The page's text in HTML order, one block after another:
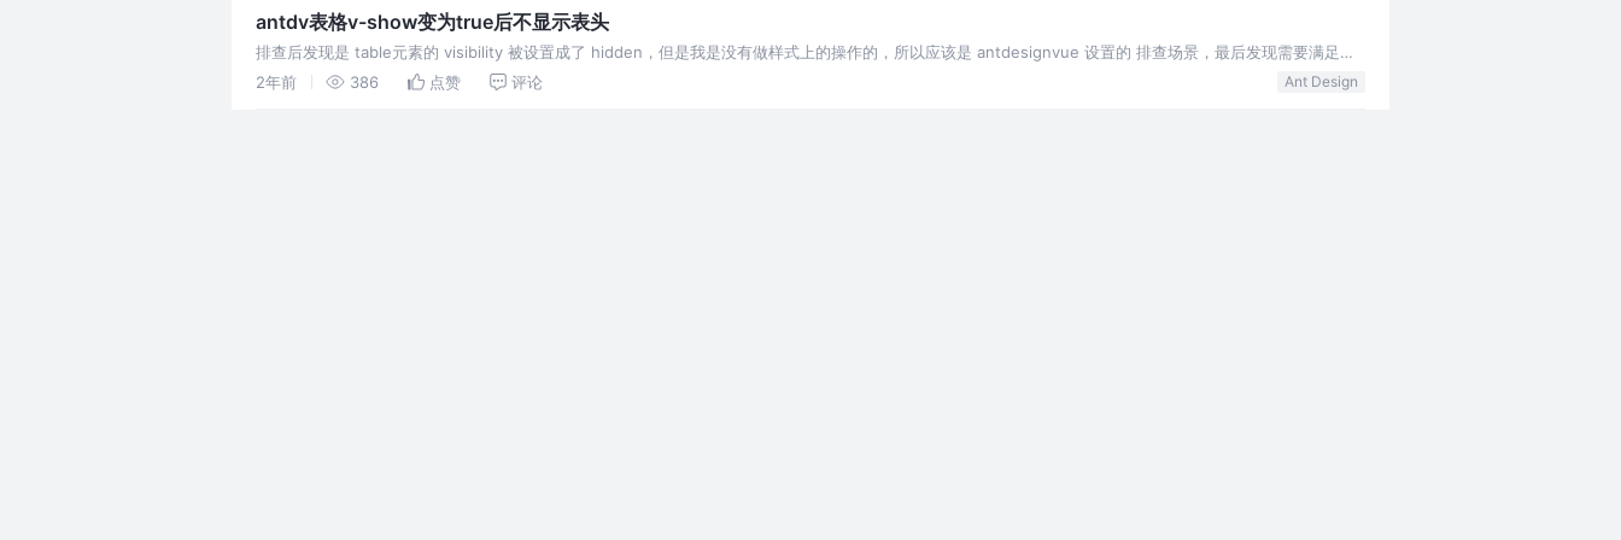
antdv表格v-show变为true后不显示表头
排查后发现是 table元素的 visibility 被设置成了 hidden，但是我是没有做样式上的操作的，所以应该是 antdesignvue 设置的 排查场景，最后发现需要满足这
样的条件： 前端
2年前 386 点赞 评论 Ant Design